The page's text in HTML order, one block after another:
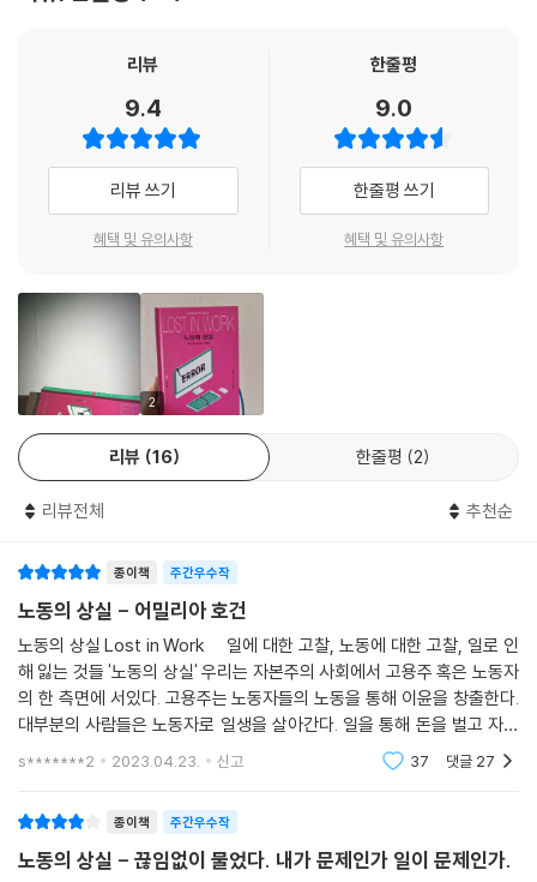
코로나19가 창궐했던 시점을 생각해보라. 의료진, 택배 기사, 슈퍼마켓 관
리자가 없었다면 우리가 집 안에 틀어박혀 안전한 일상을 영위할 수는 없
었을 것이다. 또한 정부의 방역 지침에도 불구하고 대면 근무를 강행하고,
여성의 집안일을 줄이기 위해 또다른 여성에게 노동을 전가하는 행태는 모
순적이다. 현시대 경제의 전형을 보여주는 ‘코워킹 스페이스’를 거처로 삼
다. 그들이 재미있는 일을 도모하는 동안 대부분의 노동자는 그들의 공간
을 청소하고 간식을 채워 넣어야 한다. 최근에는 일하면서 쉰다는 ‘워케이
션’ 개념을 발전시켜 숙소 패키지 상품으로 내걸고 있으니, 이보다 더 일과
삶이 밀접하게 연결된 시대는 없었던 것이다. 일의 퓨즈를 끄지 못한 채 늘
과부하 상태로 살아가기에 덤으로 따라오는 잔잔한 번아웃 증상은 친구로
삼을 만큼 익숙하다.
우리의 싸움은 계속되어야 한다
그렇다면 정녕 우리가 느끼는 이 끝없는 무력감과 분노를 해결할 방법은
없는 걸까? 일터에서 생기는 스트레스의 가장 큰 원인은, 우리가 일하는
조건을 스스로 통제할 수 없기 때문이다. 오직 고용주들만이 우리의 다음
주 스케줄을 알고 있으며, 우리가 쓸 장비를 고를 수 있다. 그래서 혹자는
직장에서 할 수 있는 합법적인 농땡이를 피움으로써 일에 저항한다. 업무
시간에 인터넷 쇼핑하기, 흡연을 핑계로 나가기, 심지어는 다른 일자리 찾
기까지. 하지만 이런 소소한 업무방해 행위가 실질적으로 바꿀 수 있는 것
다면 이를 ‘정치화’하는 것이 급선무다.
저자는 다시금 노동자들이 힘을 합칠 것을 당부한다. 일에서 생기는 급여
리뷰
9.4
리뷰 쓰기
혜택 및 유의사항
한줄평
9.0
한줄평 쓰기
혜택 및 유의사항
2
리뷰 16 한줄평 2
리뷰전체 추천순
종이책 주간우수작
노동의 상실 - 어밀리아 호건
노동의 상실 Lost in Work 일에 대한 고찰, 노동에 대한 고찰, 일로 인
해 잃는 것들 '노동의 상실' 우리는 자본주의 사회에서 고용주 혹은 노동자
의 한 측면에 서있다. 고용주는 노동자들의 노동을 통해 이윤을 창출한다.
대부분의 사람들은 노동자로 일생을 살아간다. 일을 통해 돈을 벌고 자신
의 시간과 가치를 담보로 하여 돈을 받고 삶을 이어나간다. 일에 대한 고찰,
s*******2 2023.04.23. 신고 37 댓글 27
종이책 주간우수작
노동의 상실 - 끊임없이 물었다. 내가 문제인가 일이 문제인가.